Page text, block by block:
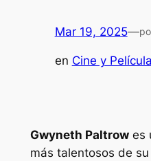
Mar 19, 2025—
en Cine y
Gwyneth Paltrowes
más talentosos de